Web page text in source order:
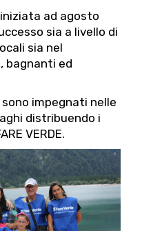
ad agosto
sia a livello di
sia nel
bagnanti ed
impegnati nelle
distribuendo i
VERDE.